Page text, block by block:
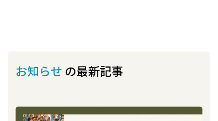
お知らせ の最新記事